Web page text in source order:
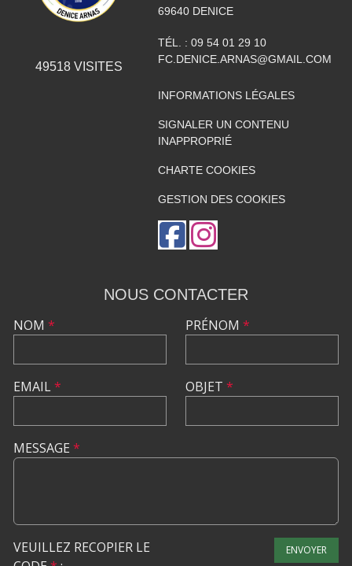
49518VISITES
69640 DENICE
TÉL. : 09 54 01 29 10
FC.DENICE.ARNAS@GMAIL.COM
INFORMATIONS LÉGALES
SIGNALER UN CONTENU
INAPPROPRIÉ
CHARTE COOKIES
GESTION DES COOKIES
NOUS CONTACTER
NOM *
EMAIL*
PRÉNOM *
OBJET *
MESSAGE *
VEUILLEZ RECOPIER LE
ENVOYER